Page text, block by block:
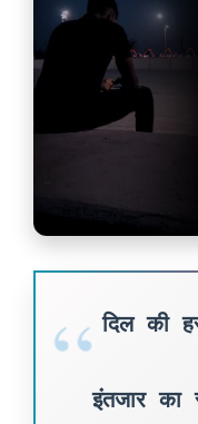
दिल की
इंतजार का